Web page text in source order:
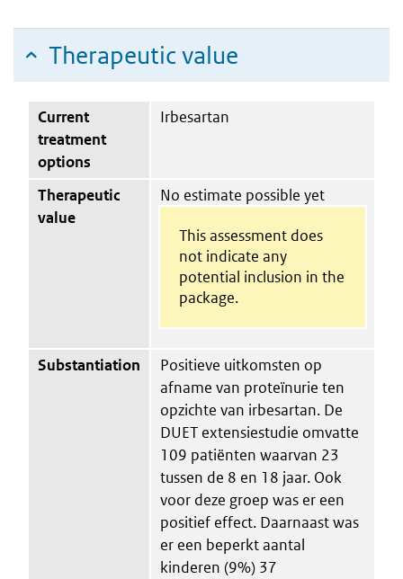
Therapeutic value
Current
treatment
options
Irbesartan
Therapeutic
value
No estimate possible yet
This assessment does
not indicate any
potential inclusion in the
package.
Substantiation
Positieve uitkomsten op
afname van proteïnurie ten
opzichte van irbesartan. De
DUET extensiestudie omvatte
109 patiënten waarvan 23
tussen de 8 en 18 jaar. Ook
voor deze groep was er een
positief effect. Daarnaast was
er een beperkt aantal
kinderen (9%) 37